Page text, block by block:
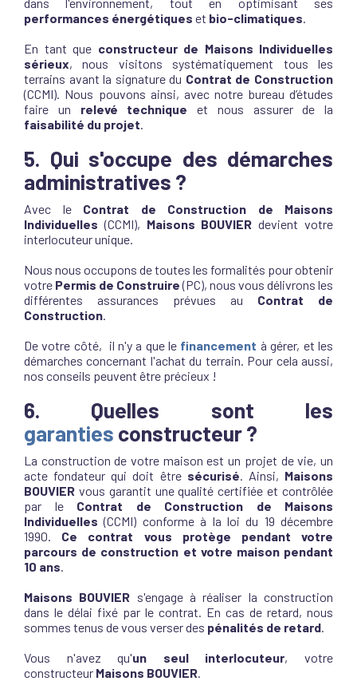
performances énergétiques et bio-climatiques.
En tant que constructeur de Maisons Individuelles
sérieux, nous visitons systématiquement tous les
terrains avant la signature du Contrat de Construction
(CCMI). Nous pouvons ainsi, avec notre bureau d’études
faire un relevé technique et nous assurer de la
faisabilité du projet.
5. Qui s'occupe des démarches
administratives ?
Avec le Contrat de Construction de Maisons
Individuelles (CCMI), Maisons BOUVIER devient votre
interlocuteur unique.
Nous nous occupons de toutes les formalités pour obtenir
votre Permis de Construire(PC), nous vous délivrons les
différentes assurances prévues au Contrat de
Construction.
De votre côté, il n'y a que le financement à gérer, et les
démarches concernant l'achat du terrain. Pour cela aussi,
nos conseils peuvent être précieux !
6. Quelles sont les
garanties constructeur ?
La construction de votre maison est un projet de vie, un
acte fondateur qui doit être sécurisé. Ainsi, Maisons
BOUVIER vous garantit une qualité certifiée et contrôlée
par le Contrat de Construction de Maisons
Individuelles (CCMI) conforme à la loi du 19 décembre
1990. Ce contrat vous protège pendant votre
parcours de construction et votre maison pendant
10 ans.
Maisons BOUVIER s'engage à réaliser la construction
dans le délai fixé par le contrat. En cas de retard, nous
sommes tenus de vous verser des pénalités de retard.
Vous n'avez qu'un seul interlocuteur, votre
constructeur Maisons BOUVIER.